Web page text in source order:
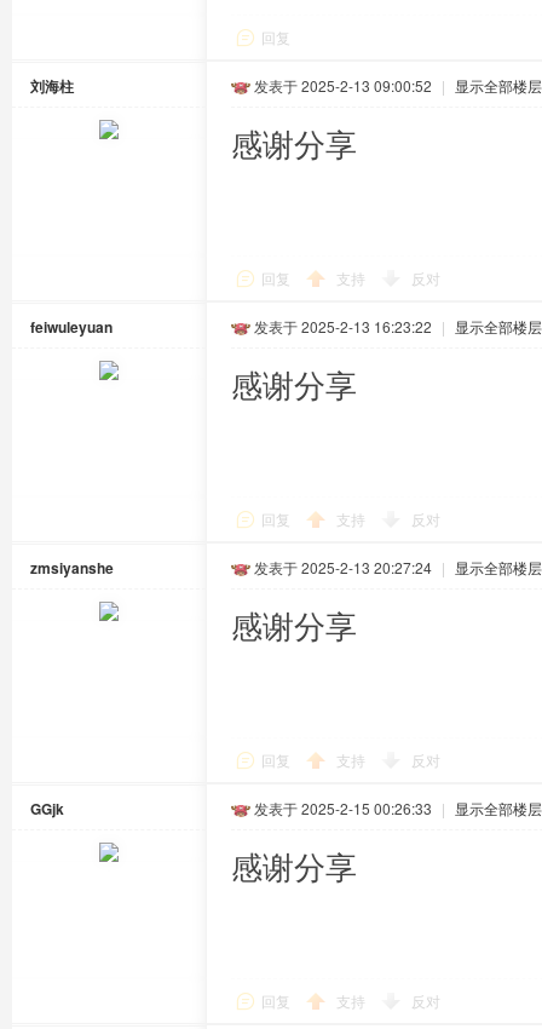
回复
刘海柱 发表于 2025-2-13 09:00:52 | 显示全部楼层
感谢分享
回复 支持 反对
feiwuleyuan 发表于 2025-2-13 16:23:22 | 显示全部楼层
感谢分享
回复 支持 反对
zmsiyanshe 发表于 2025-2-13 20:27:24 | 显示全部楼层
感谢分享
回复 支持 反对
GGjk 发表于 2025-2-15 00:26:33 | 显示全部楼层
感谢分享
回复 支持 反对